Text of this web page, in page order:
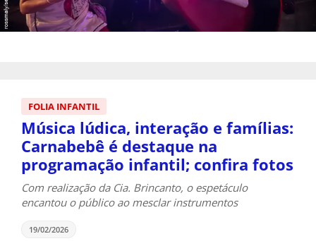
FOLIA INFANTIL
Música lúdica, interação e famílias:
Carnabebê é destaque na
programação infantil; confira fotos
Com realização da Cia. Brincanto, o espetáculo
encantou o público ao mesclar instrumentos
19/02/2026